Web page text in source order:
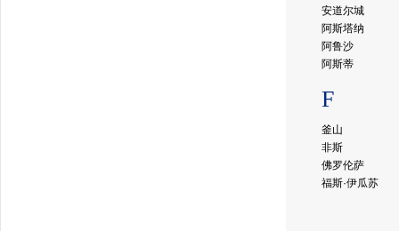
安道尔城
阿斯塔纳
阿鲁沙
阿斯蒂
F
釜山
非斯
佛罗伦萨
福斯·伊瓜苏